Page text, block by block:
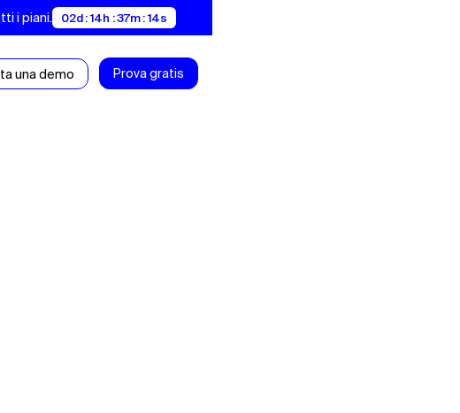
i piani. 02d : 14h : 37m : 13s
una demo Prova gratis